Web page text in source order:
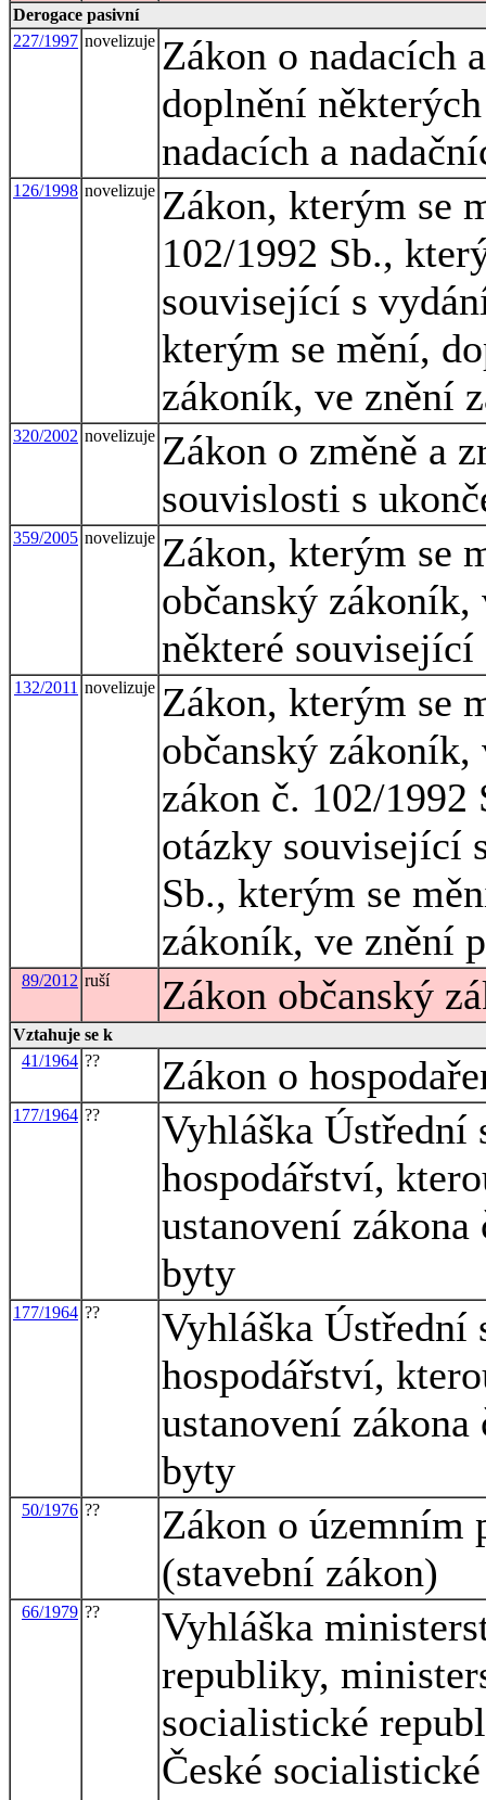
Derogace pasivní
227/1997 novelizuje Zákon o nadacích
doplnění
nadacích a
126/1998 novelizuje Zákon, kterým se
102/1992 Sb.,
související s
kterým se mění,
zákoník, ve znění
320/2002 novelizuje Zákon o změně a
souvislosti s
359/2005 novelizuje Zákon, kterým se
občanský zákoník,
některé související
132/2011 novelizuje Zákon, kterým se
občanský zákoník,
zákon č. 102/
otázky související
Sb., kterým se
zákoník, ve znění
89/2012 ruší Zákon občanský
Vztahuje se k
41/1964 ?? Zákon o
177/1964 ??
Vyhláška
hospodářství,
ustanovení
byty
177/1964 ??
Vyhláška
hospodářství,
ustanovení
byty
50/1976 ??
Zákon o územním
(stavební zákon)
66/1979 ??
Vyhláška
republiky,
socialistické
České